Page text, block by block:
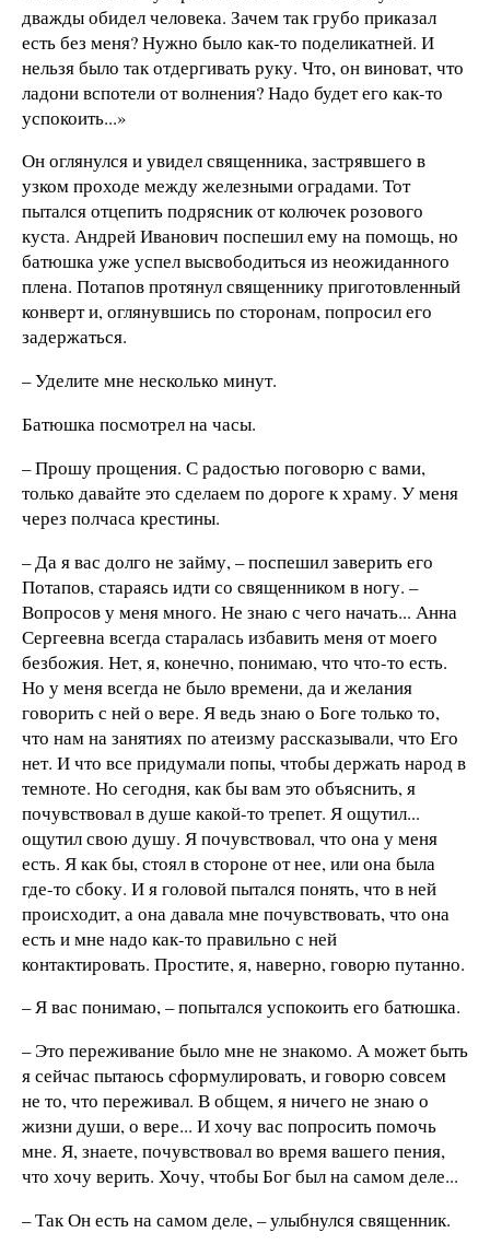
дважды обидел человека. Зачем так грубо приказал
есть без меня? Нужно было как-то поделикатней. И
нельзя было так отдергивать руку. Что, он виноват, что
ладони вспотели от волнения? Надо будет его как-то
успокоить...»
Он оглянулся и увидел священника, застрявшего в
узком проходе между железными оградами. Тот
пытался отцепить подрясник от колючек розового
куста. Андрей Иванович поспешил ему на помощь, но
батюшка уже успел высвободиться из неожиданного
плена. Потапов протянул священнику приготовленный
конверт и, оглянувшись по сторонам, попросил его
задержаться.
– Уделите мне несколько минут.
Батюшка посмотрел на часы.
– Прошу прощения. С радостью поговорю с вами,
только давайте это сделаем по дороге к храму. У меня
через полчаса крестины.
– Да я вас долго не займу, – поспешил заверить его
Потапов, стараясь идти со священником в ногу. –
Вопросов у меня много. Не знаю с чего начать... Анна
Сергеевна всегда старалась избавить меня от моего
безбожия. Нет, я, конечно, понимаю, что что-то есть.
Но у меня всегда не было времени, да и желания
говорить с ней о вере. Я ведь знаю о Боге только то,
что нам на занятиях по атеизму рассказывали, что Его
нет. И что все придумали попы, чтобы держать народ в
темноте. Но сегодня, как бы вам это объяснить, я
почувствовал в душе какой-то трепет. Я ощутил...
ощутил свою душу. Я почувствовал, что она у меня
есть. Я как бы, стоял в стороне от нее, или она была
где-то сбоку. И я головой пытался понять, что в ней
происходит, а она давала мне почувствовать, что она
есть и мне надо как-то правильно с ней
контактировать. Простите, я, наверно, говорю путанно.
– Я вас понимаю, – попытался успокоить его батюшка.
– Это переживание было мне не знакомо. А может быть
я сейчас пытаюсь сформулировать, и говорю совсем
не то, что переживал. В общем, я ничего не знаю о
жизни души, о вере... И хочу вас попросить помочь
мне. Я, знаете, почувствовал во время вашего пения,
что хочу верить. Хочу, чтобы Бог был на самом деле...
– Так Он есть на самом деле, – улыбнулся священник.